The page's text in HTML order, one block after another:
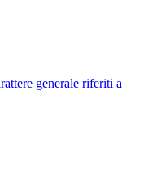
generale riferiti a